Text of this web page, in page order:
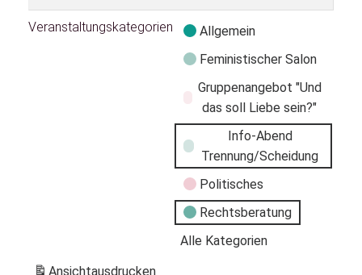
Veranstaltungskategorien
Allgemein
Feministischer Salon
Gruppenangebot "Und
das soll Liebe sein?"
Info-Abend
Trennung/Scheidung
Politisches
Rechtsberatung
Alle Kategorien
Ansichtausdrucken